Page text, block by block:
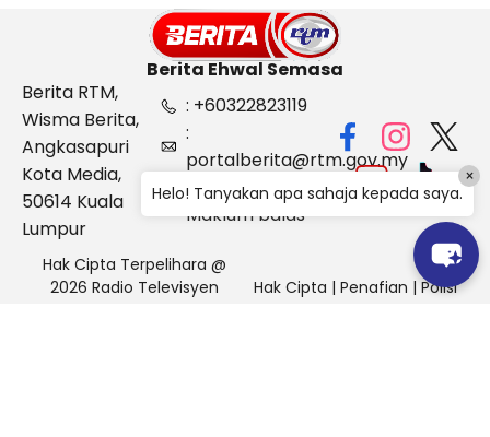
Berita Ehwal Semasa
Berita RTM,
Wisma Berita,
Angkasapuri
Kota Media,
50614 Kuala
Lumpur
: +60322823119
:
portalberita@rtm.gov.my
: Aduan &
Maklum balas
Hak Cipta Terpelihara @
2026 Radio Televisyen
Hak Cipta | Penafian | Polisi
Helo! Tanyakan apa sahaja kepada saya.
×